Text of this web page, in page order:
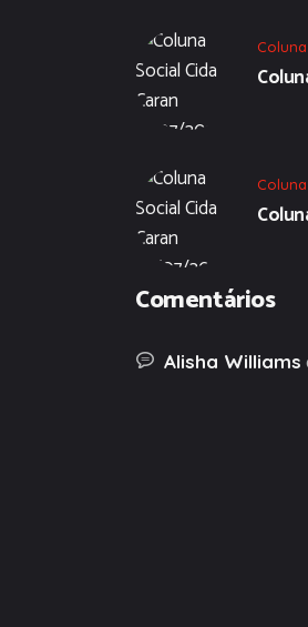
Comentários
Alisha Williams